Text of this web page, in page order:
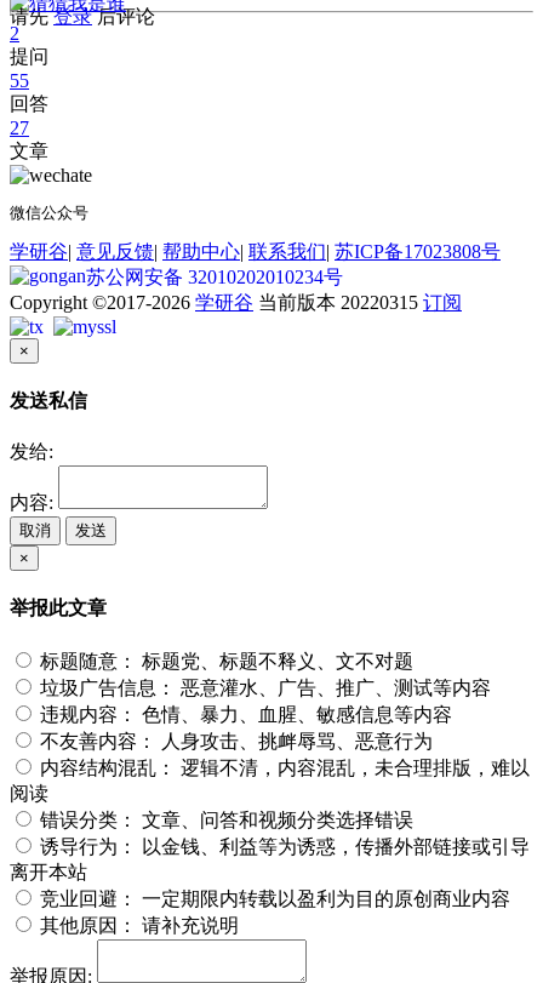
请先登录后评论
2
提问
55
回答
27
文章
微信公众号
学研谷| 意见反馈| 帮助中心| 联系我们| 苏ICP备17023808号
苏公网安备 32010202010234号
Copyright ©2017-2026 学研谷 当前版本 20220315 订阅
×
发送私信
发给:
内容:
取消
发送
×
举报此文章
标题随意： 标题党、标题不释义、文不对题
垃圾广告信息： 恶意灌水、广告、推广、测试等内容
违规内容： 色情、暴力、血腥、敏感信息等内容
不友善内容：
人身攻击、挑衅辱骂、恶意行为
内容结构混乱： 逻辑不清，内容混乱，未合理排版，难以
阅读
错误分类： 文章、问答和视频分类选择错误
诱导行为：
以金钱、利益等为诱惑，传播外部链接或引导
离开本站
竞业回避： 一定期限内转载以盈利为目的原创商业内容
其他原因： 请补充说明
举报原因: